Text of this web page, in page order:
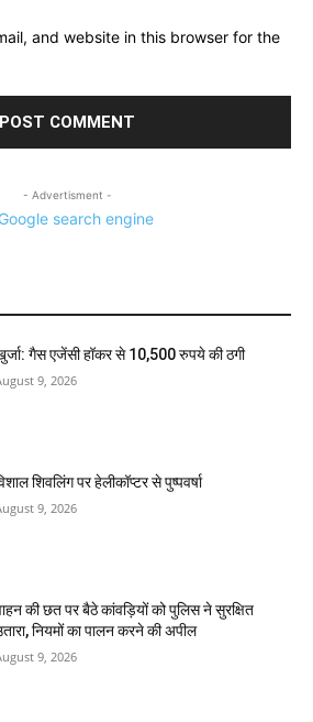
and website in this browser for the
- Advertisment -
गैस एजेंसी हॉकर से 10,500 रुपये की ठगी
9, 2026
शिवलिंग पर हेलीकॉप्टर से पुष्पवर्षा
9, 2026
की छत पर बैठे कांवड़ियों को पुलिस ने सुरक्षित
नियमों का पालन करने की अपील
9, 2026